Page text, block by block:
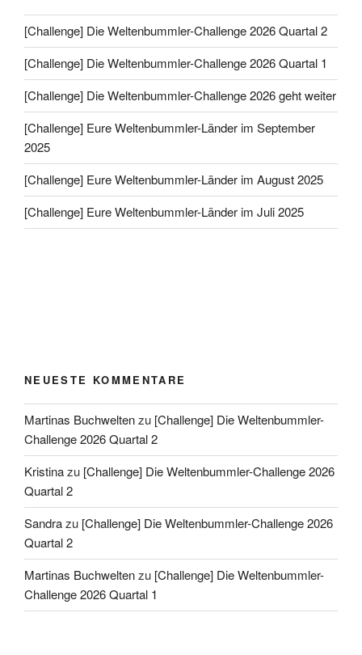
[Challenge] Die Weltenbummler-Challenge 2026 Quartal 2
[Challenge] Die Weltenbummler-Challenge 2026 Quartal 1
[Challenge] Die Weltenbummler-Challenge 2026 geht weiter
[Challenge] Eure Weltenbummler-Länder im September
2025
[Challenge] Eure Weltenbummler-Länder im August 2025
[Challenge] Eure Weltenbummler-Länder im Juli 2025
NEUESTE KOMMENTARE
Martinas Buchweltenzu [Challenge] Die Weltenbummler-
Challenge 2026 Quartal 2
Kristinazu [Challenge] Die Weltenbummler-Challenge 2026
Quartal 2
Sandrazu [Challenge] Die Weltenbummler-Challenge 2026
Quartal 2
Martinas Buchweltenzu [Challenge] Die Weltenbummler-
Challenge 2026 Quartal 1